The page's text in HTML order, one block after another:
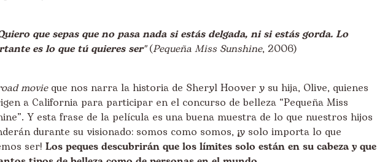
que sepas que no pasa nada si estás delgada, ni si estás gorda. Lo
es lo que tú quieres ser"(Pequeña Miss Sunshine, 2006)
movieque nos narra la historia de Sheryl Hoover y su hija, Olive, quienes
a California para participar en el concurso de belleza “Pequeña Miss
Y esta frase de la película es una buena muestra de lo que nuestros hijos
durante su visionado: somos como somos, ¡y solo importa lo que
ser! Los peques descubrirán que los límites solo están en su cabeza y que